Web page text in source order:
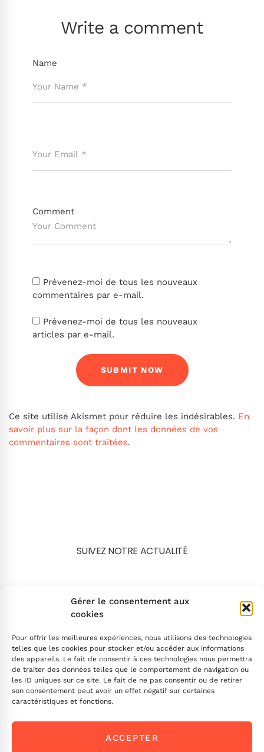
Gérer le consentement aux
cookies
Pour offrir les meilleures expériences, nous utilisons des technologies
telles que les cookies pour stocker et/ou accéder aux informations
des appareils. Le fait de consentir à ces technologies nous permettra
de traiter des données telles que le comportement de navigation ou
les ID uniques sur ce site. Le fait de ne pas consentir ou de retirer
son consentement peut avoir un effet négatif sur certaines
caractéristiques et fonctions.
ACCEPTER
Write a comment
Name
Comment
Prévenez-moi de tous les nouveaux
commentaires par e-mail.
Prévenez-moi de tous les nouveaux
articles par e-mail.
Ce site utilise Akismet pour réduire les indésirables. En
savoir plus sur la façon dont les données de vos
commentaires sont traitées.
SUIVEZ NOTRE ACTUALITÉ
INSCRIVEZ-VOUS
Envoyez-nous un message